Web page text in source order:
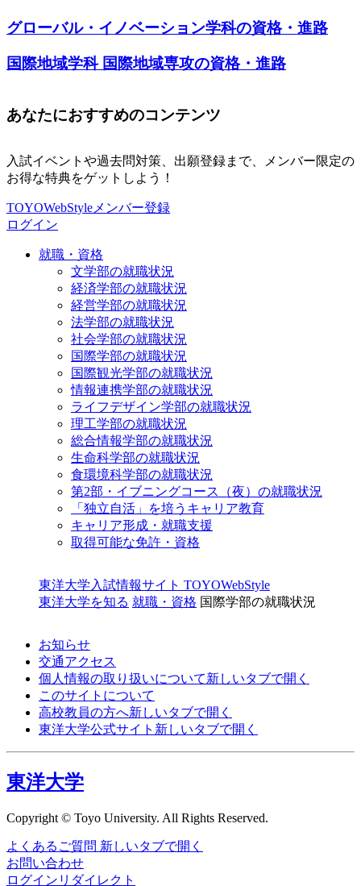
グローバル・イノベーション学科の資格・進路
国際地域学科 国際地域専攻の資格・進路
あなたにおすすめのコンテンツ
入試イベントや過去問対策、出願登録まで、メンバー限定の
お得な特典をゲットしよう！
TOYOWebStyleメンバー登録
ログイン
就職・資格
文学部の就職状況
経済学部の就職状況
経営学部の就職状況
法学部の就職状況
社会学部の就職状況
国際学部の就職状況
国際観光学部の就職状況
情報連携学部の就職状況
ライフデザイン学部の就職状況
理工学部の就職状況
総合情報学部の就職状況
生命科学部の就職状況
食環境科学部の就職状況
第2部・イブニングコース（夜）の就職状況
「独立自活」を培うキャリア教育
キャリア形成・就職支援
取得可能な免許・資格
東洋大学入試情報サイト TOYOWebStyle
東洋大学を知る 就職・資格 国際学部の就職状況
お知らせ
交通アクセス
個人情報の取り扱いについて新しいタブで開く
このサイトについて
高校教員の方へ新しいタブで開く
東洋大学公式サイト 新しいタブで開く
東洋大学
Copyright © Toyo University. All Rights Reserved.
よくあるご質問 新しいタブで開く
お問い合わせ
ログインリダイレクト